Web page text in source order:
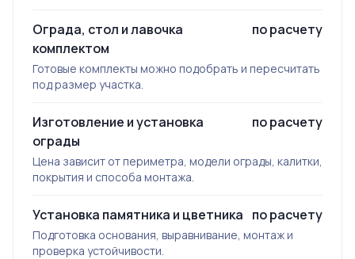
Ограда, стол и лавочка
комплектом
по расчету
Готовые комплекты можно подобрать и пересчитать
под размер участка.
Изготовление и установка
ограды
по расчету
Цена зависит от периметра, модели ограды, калитки,
покрытия и способа монтажа.
Установка памятника и цветника по расчету
Подготовка основания, выравнивание, монтаж и
проверка устойчивости.